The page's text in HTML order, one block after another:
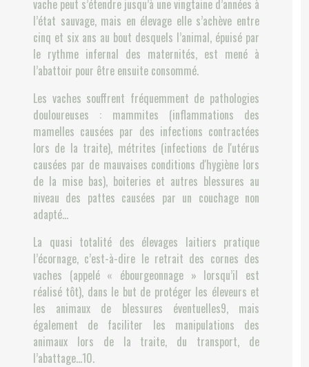
vache peut s’étendre jusqu’à une vingtaine d’années à
l’état sauvage, mais en élevage elle s’achève entre
cinq et six ans au bout desquels l’animal, épuisé par
le rythme infernal des maternités, est mené à
l’abattoir pour être ensuite consommé.
Les vaches souffrent fréquemment de pathologies
douloureuses : mammites (inflammations des
mamelles causées par des infections contractées
lors de la traite), métrites (infections de l'utérus
causées par de mauvaises conditions d'hygiène lors
de la mise bas), boiteries et autres blessures au
niveau des pattes causées par un couchage non
adapté...
La quasi totalité des élevages laitiers pratique
l’écornage, c’est-à-dire le retrait des cornes des
vaches (appelé « ébourgeonnage » lorsqu’il est
réalisé tôt), dans le but de protéger les éleveurs et
les animaux de blessures éventuelles9, mais
également de faciliter les manipulations des
animaux lors de la traite, du transport, de
l’abattage…10.